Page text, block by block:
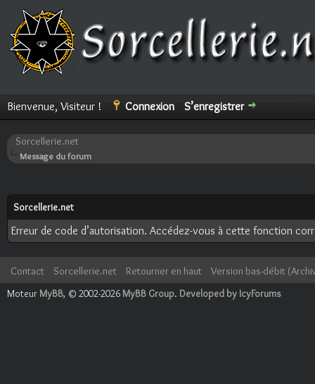
Bienvenue, Visiteur ! Connexion S’enregistrer
Sorcellerie.net
Message du forum
Sorcellerie.net
Erreur de code d’autorisation. Accédez-vous à cette fonction
Contact Sorcellerie.net Retourner en haut
Version bas-débit
Moteur MyBB, © 2002-2026 MyBB Group. Developed by IcyForums